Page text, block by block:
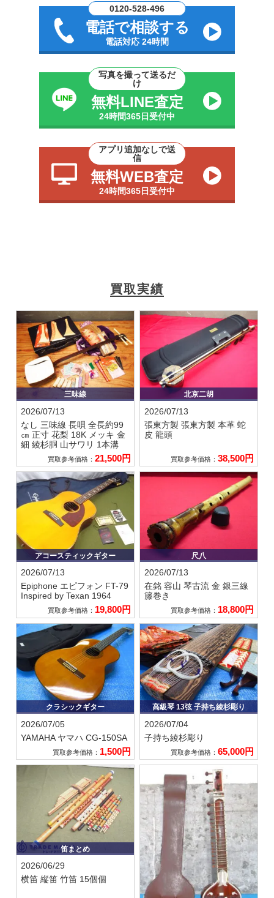
0120-528-496
電話で相談する
電話対応 24時間
写真を撮って送るだ
け
無料LINE査定
24時間365日受付中
アプリ追加なしで送
信
無料WEB査定
24時間365日受付中
買取実績
三味線
2026/07/13
なし 三味線 長唄 全長約99
㎝ 正寸 花梨 18K メッキ 金
細 綾杉胴 山サワリ 1本溝
買取参考価格： 21,500円
北京二胡
2026/07/13
張東方製 張東方製 本革 蛇
皮 龍頭
買取参考価格：38,500円
アコースティックギター
2026/07/13
Epiphone エピフォン FT-79
Inspired by Texan 1964
買取参考価格： 19,800円
尺八
2026/07/13
在銘 容山 琴古流 金 銀三線
籐巻き
買取参考価格： 18,800円
クラシックギター
2026/07/05
YAMAHA ヤマハ CG-150SA
買取参考価格： 1,500円
高級琴 13弦 子持ち綾杉彫り
2026/07/04
子持ち綾杉彫り
買取参考価格：65,000円
笛まとめ
2026/06/29
横笛 縦笛 竹笛 15個個